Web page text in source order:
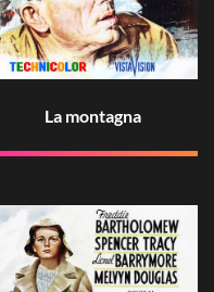
La montagna